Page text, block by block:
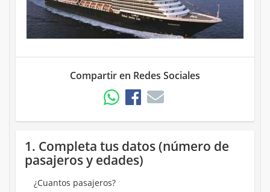
Compartir en Redes Sociales
1. Completa tus datos (número de
pasajeros y edades)
¿Cuantos pasajeros?